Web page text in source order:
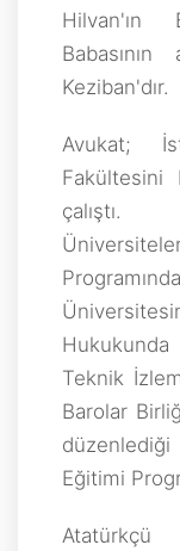
Hilvan'ın
Keziban'dır.
Avukat;
Fakültesini
çalıştı.
Teknik
Barolar
Eğitimi
Atatürkçü